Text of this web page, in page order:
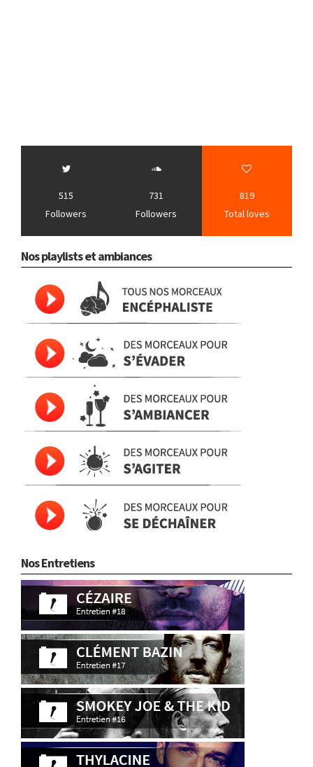
515
Followers
731
Followers
819
Total loves
Nos playlists et ambiances
Nos Entretiens